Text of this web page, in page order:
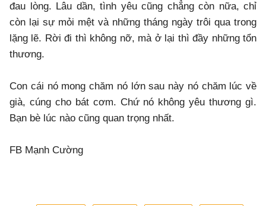
đau lòng. Lâu dần, tình yêu cũng chẳng còn nữa, chỉ
còn lại sự mỏi mệt và những tháng ngày trôi qua trong
lặng lẽ. Rời đi thì không nỡ, mà ở lại thì đầy những tổn
thương.
Con cái nó mong chăm nó lớn sau này nó chăm lúc về
già, cúng cho bát cơm. Chứ nó không yêu thương gì.
Bạn bè lúc nào cũng quan trọng nhất.
FB Mạnh Cường